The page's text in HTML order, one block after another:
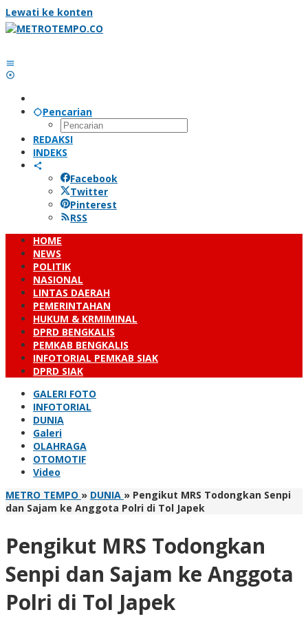
Lewati ke konten
Pencarian
REDAKSI
INDEKS
Facebook
Twitter
Pinterest
RSS
HOME
NEWS
POLITIK
NASIONAL
LINTAS DAERAH
PEMERINTAHAN
HUKUM & KRMIMINAL
DPRD BENGKALIS
PEMKAB BENGKALIS
INFOTORIAL PEMKAB SIAK
DPRD SIAK
GALERI FOTO
INFOTORIAL
DUNIA
Galeri
OLAHRAGA
OTOMOTIF
Video
METRO TEMPO » DUNIA » Pengikut MRS Todongkan Senpi
dan Sajam ke Anggota Polri di Tol Japek
Pengikut MRS Todongkan
Senpi dan Sajam ke Anggota
Polri di Tol Japek